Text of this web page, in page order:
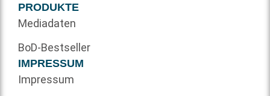
PRODUKTE
Mediadaten
BoD-Bestseller
IMPRESSUM
Impressum